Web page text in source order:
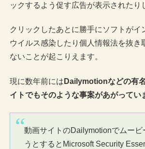
ックするよう促す広告が表示されたり
クリックしたあとに勝手にソフトがイ
ウイルス感染したり個人情報法を抜き
ないことが起こりえます。
現に数年前には Dailymotionなどの有
イトでもそのような事案があがってい
動画サイトのDailymotionでムービ
うとするとMicrosoft Security